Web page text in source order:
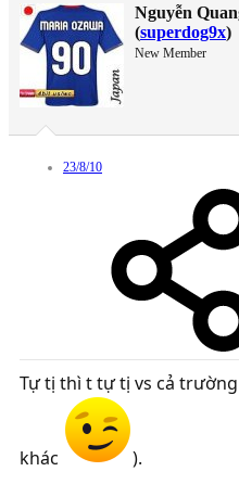
Nguyễn
(superdog9x)
New Member
23/8/10
Tự tị thì t tự tị vs cả
khác ).